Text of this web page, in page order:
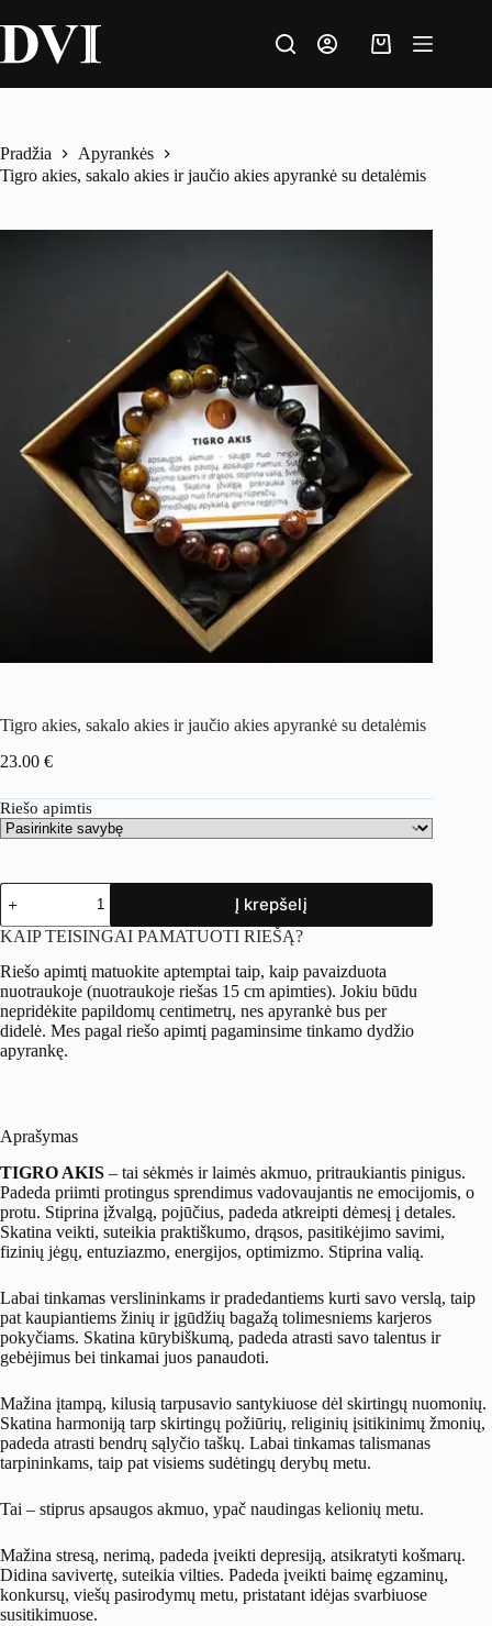
Pradžia
Apyrankės
Tigro akies, sakalo akies ir jaučio akies apyrankė su detalėmis
Tigro akies, sakalo akies ir jaučio akies apyrankė su detalėmis
23.00 €
Riešo apimtis
Į krepšelį
KAIP TEISINGAI PAMATUOTI RIEŠĄ?
Riešo apimtį matuokite aptemptai taip, kaip pavaizduota
nuotraukoje (nuotraukoje riešas 15 cm apimties). Jokiu būdu
nepridėkite papildomų centimetrų, nes apyrankė bus per
didelė. Mes pagal riešo apimtį pagaminsime tinkamo dydžio
apyrankę.
Aprašymas
TIGRO AKIS – tai sėkmės ir laimės akmuo, pritraukiantis pinigus.
Padeda priimti protingus sprendimus vadovaujantis ne emocijomis, o
protu. Stiprina įžvalgą, pojūčius, padeda atkreipti dėmesį į detales.
Skatina veikti, suteikia praktiškumo, drąsos, pasitikėjimo savimi,
fizinių jėgų, entuziazmo, energijos, optimizmo. Stiprina valią.
Labai tinkamas verslininkams ir pradedantiems kurti savo verslą, taip
pat kaupiantiems žinių ir įgūdžių bagažą tolimesniems karjeros
pokyčiams. Skatina kūrybiškumą, padeda atrasti savo talentus ir
gebėjimus bei tinkamai juos panaudoti.
Mažina įtampą, kilusią tarpusavio santykiuose dėl skirtingų nuomonių.
Skatina harmoniją tarp skirtingų požiūrių, religinių įsitikinimų žmonių,
padeda atrasti bendrų sąlyčio taškų. Labai tinkamas talismanas
tarpininkams, taip pat visiems sudėtingų derybų metu.
Tai – stiprus apsaugos akmuo, ypač naudingas kelionių metu.
Mažina stresą, nerimą, padeda įveikti depresiją, atsikratyti košmarų.
Didina savivertę, suteikia vilties. Padeda įveikti baimę egzaminų,
konkursų, viešų pasirodymų metu, pristatant idėjas svarbiuose
susitikimuose.